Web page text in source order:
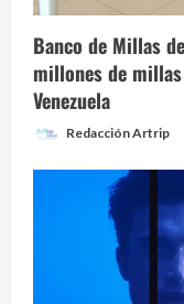
Banco de Millas
millones de
Venezuela
Redacción Artrip